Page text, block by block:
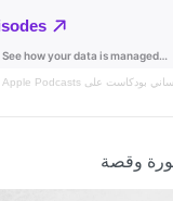
بودكاست على Apple Podcasts
وقصة